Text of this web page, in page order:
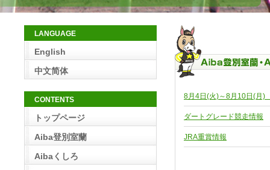
8月4日(火)～8月10日(月
ダートグレード競走情報
JRA重賞情報
LANGUAGE
English
中文简体
CONTENTS
トップページ
Aiba登別室蘭
Aibaくしろ